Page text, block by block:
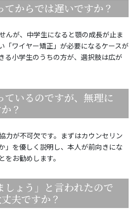
からでは遅いですか？
んが、中学生になると顎の成長が止ま
「ワイヤー矯正」が必要になるケースが
る小学生のうちの方が、選択肢は広が
ているのですが、無理に
？
力が不可欠です。まずはカウンセリン
」を優しく説明し、本人が前向きにな
お勧めします。
しょう」と言われたので
夫ですか？